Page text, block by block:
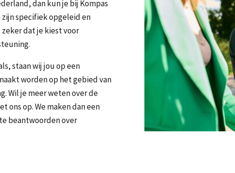
dan kun je bij Kompas
specifiek opgeleid en
zeker dat je kiest voor
staan wij jou op een
worden op het gebied van
Wil je meer weten over de
ons op. We maken dan een
beantwoorden over